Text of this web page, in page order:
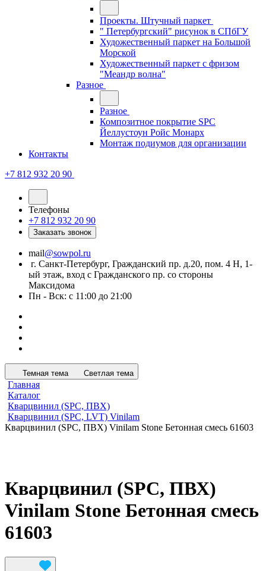
Проекты. Штучный паркет
" Петербургский" рисунок в СПбГУ
Художественный паркет на Большой
Морской
Художественный паркет с фризом
"Меандр волна"
Разное
Разное
Композитное покрытие SPC
Йеллустоун Ройс Монарх
Монтаж подиумов для организации
Контакты
+7 812 932 20 90
Телефоны
+7 812 932 20 90
Заказать звонок
mail@sowpol.ru
г. Санкт-Петербург, Гражданский пр. д.20, пом. 4 Н, 1-
ый этаж, вход с Гражданского пр. со стороны
Максидома
Пн - Вск: с 11:00 до 21:00
Темная тема Светлая тема
Главная
Каталог
Кварцвинил (SPC, ПВХ)
Кварцвинил (SPC, LVT) Vinilam
Кварцвинил (SPC, ПВХ) Vinilam Stone Бетонная смесь 61603
Кварцвинил (SPC, ПВХ)
Vinilam Stone Бетонная смесь
61603